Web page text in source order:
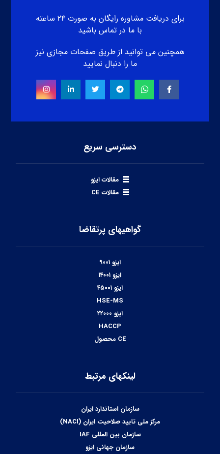
برای دریافت مشاوره رایگان به صورت ۲۴ ساعته
با ما در تماس باشید
همچنین می توانید از طریق صفحات مجازی نیز
ما را دنبال نمایید
دسترسی سریع
مقالات ایزو
مقالات CE
گواهیهای پرتقاضا
ایزو ۹۰۰۱
ایزو ۱۴۰۰۱
ایزو ۴۵۰۰۱
HSE-MS
ایزو ۲۲۰۰۰
HACCP
CE محصول
لینکهای مرتبط
سازمان استاندارد ایران
مرکز ملی تایید صلاحیت ایران (NACI)
سازمان بین المللی IAF
سازمان جهانی ایزو